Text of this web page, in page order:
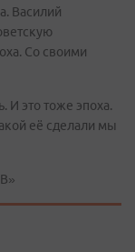
Василий
Со своими
И это тоже эпоха.
её сделали мы